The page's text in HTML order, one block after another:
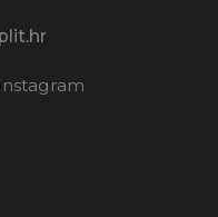
Instagram